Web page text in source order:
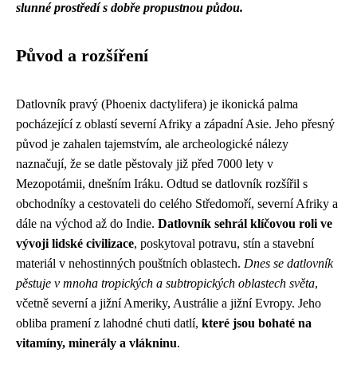
slunné prostředí s dobře propustnou půdou.
Původ a rozšíření
Datlovník pravý (Phoenix dactylifera) je ikonická palma
pocházející z oblastí severní Afriky a západní Asie. Jeho přesný
původ je zahalen tajemstvím, ale archeologické nálezy
naznačují, že se datle pěstovaly již před 7000 lety v
Mezopotámii, dnešním Iráku. Odtud se datlovník rozšířil s
obchodníky a cestovateli do celého Středomoří, severní Afriky a
dále na východ až do Indie. Datlovník sehrál klíčovou roli ve
vývoji lidské civilizace, poskytoval potravu, stín a stavební
materiál v nehostinných pouštních oblastech. Dnes se datlovník
pěstuje v mnoha tropických a subtropických oblastech světa,
včetně severní a jižní Ameriky, Austrálie a jižní Evropy. Jeho
obliba pramení z lahodné chuti datlí, které jsou bohaté na
vitamíny, minerály a vlákninu.